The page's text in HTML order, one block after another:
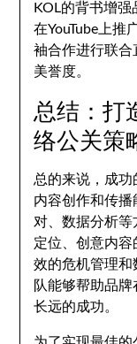
KOL的背书增
在YouTube上推
袖合作进行联
美誉度。
总结：打
络公关策
总的来说，成功
内容创作和传
对、数据分析
定位、创意内
效的危机管理和
队能够帮助品
长远的成功。